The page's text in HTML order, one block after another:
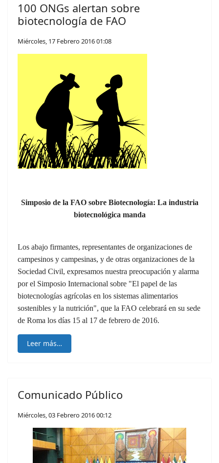
100 ONGs alertan sobre
biotecnología de FAO
Miércoles, 17 Febrero 2016 01:08
Simposio de la FAO sobre Biotecnología: La industria
biotecnológica manda
Los abajo firmantes, representantes de organizaciones de
campesinos y campesinas, y de otras organizaciones de la
Sociedad Civil, expresamos nuestra preocupación y alarma
por el Simposio Internacional sobre "El papel de las
biotecnologías agrícolas en los sistemas alimentarios
sostenibles y la nutrición", que la FAO celebrará en su sede
de Roma los días 15 al 17 de febrero de 2016.
Leer más…
Comunicado Público
Miércoles, 03 Febrero 2016 00:12